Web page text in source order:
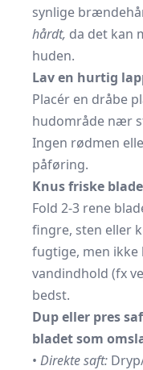
synlige
hårdt, da det kan
huden.
Lav en hurtig
Placér en dråbe
hudområde nær
Ingen rødmen
påføring.
Knus friske
Fold 2-3 rene
fingre, sten eller
fugtige, men ikke
vandindhold (fx
bedst.
Dup eller pres
bladet som
• Direkte saft: